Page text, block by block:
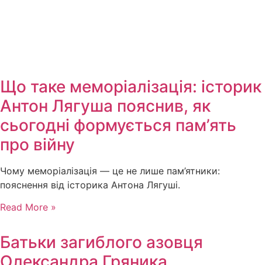
Що таке меморіалізація: історик
Антон Лягуша пояснив, як
сьогодні формується пам’ять
про війну
Чому меморіалізація — це не лише пам’ятники:
пояснення від історика Антона Лягуші.
Read More »
Батьки загиблого азовця